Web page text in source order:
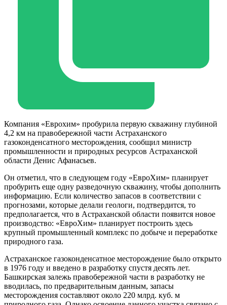
Компания «Еврохим» пробурила первую скважину глубиной
4,2 км на правобережной части Астраханского
газоконденсатного месторождения, сообщил министр
промышленности и природных ресурсов Астраханской
области Денис Афанасьев.
Он отметил, что в следующем году «ЕвроХим» планирует
пробурить еще одну разведочную скважину, чтобы дополнить
информацию. Если количество запасов в соответствии с
прогнозами, которые делали геологи, подтвердится, то
предполагается, что в Астраханской области появится новое
производство: «ЕвроХим» планирует построить здесь
крупный промышленный комплекс по добыче и переработке
природного газа.
Астраханское газоконденсатное месторождение было открыто
в 1976 году и введено в разработку спустя десять лет.
Башкирская залежь правобережной части в разработку не
вводилась, по предварительным данным, запасы
месторождения составляют около 220 млрд. куб. м